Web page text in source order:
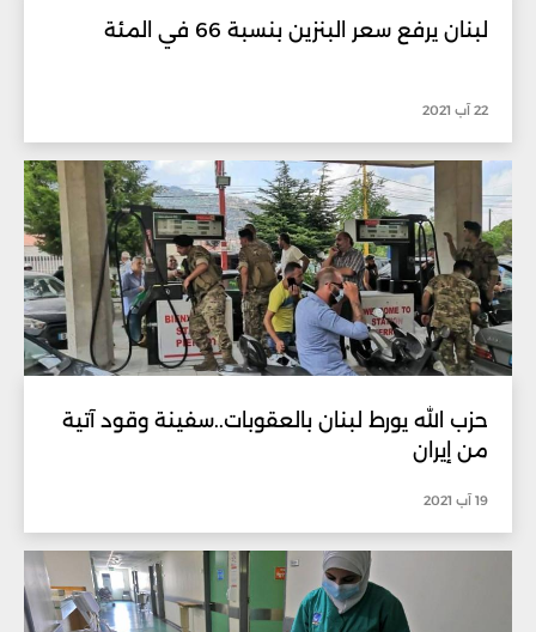
لبنان يرفع سعر البنزين بنسبة 66 في المئة
22 آب 2021
حزب الله يورط لبنان بالعقوبات..سفينة وقود آتية
من إيران
19 آب 2021